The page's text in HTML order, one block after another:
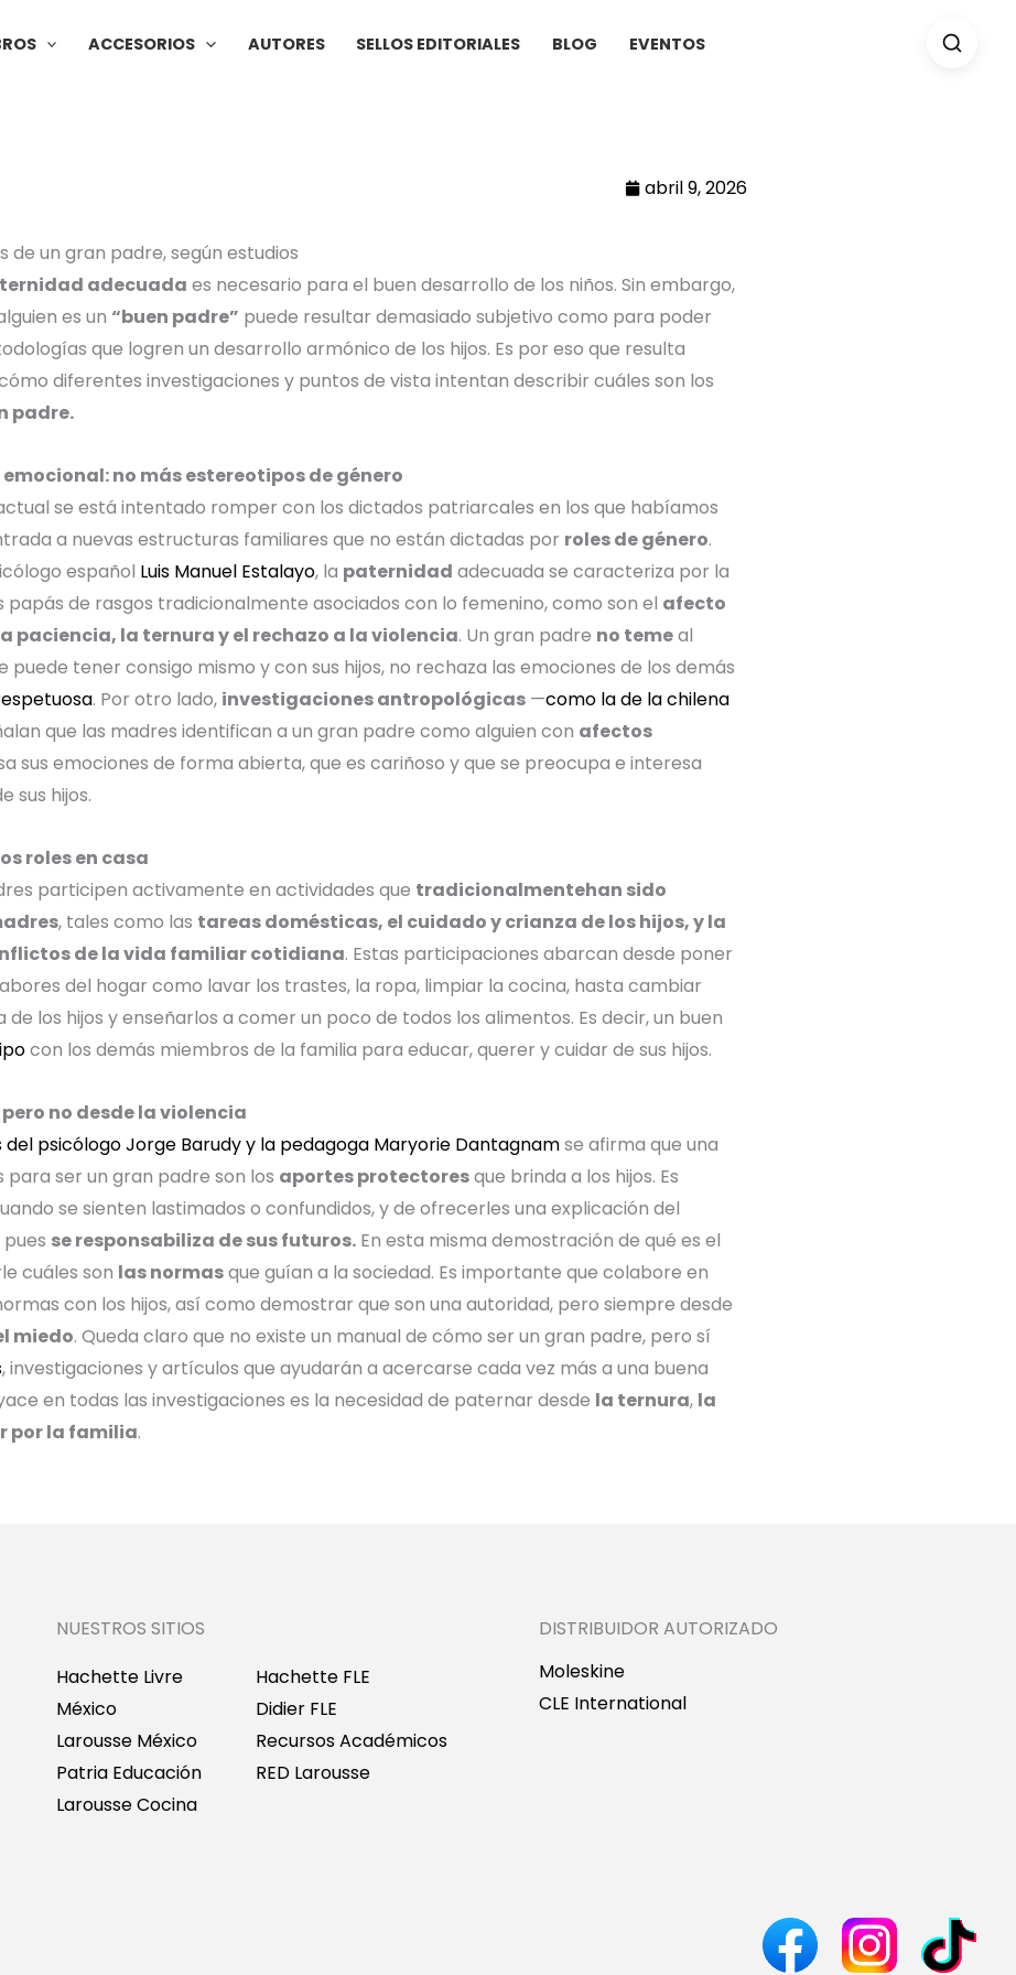
ACCESORIOS AUTORES SELLOS EDITORIALES BLOG EVENTOS
abril 9, 2026
de un gran padre, según estudios
adecuada es necesario para el buen desarrollo de los niños. Sin embargo,
es un “buen padre” puede resultar demasiado subjetivo como para poder
que logren un desarrollo armónico de los hijos. Es por eso que resulta
diferentes investigaciones y puntos de vista intentan describir cuáles son los
padre.
no más estereotipos de género
se está intentado romper con los dictados patriarcales en los que habíamos
a nuevas estructuras familiares que no están dictadas por roles de género.
español Luis Manuel Estalayo, la paternidad adecuada se caracteriza por la
papás de rasgos tradicionalmente asociados con lo femenino, como son el afecto
paciencia, la ternura y el rechazo a la violencia. Un gran padre no temeal
tener consigo mismo y con sus hijos, no rechaza las emociones de los demás
. Por otro lado, investigaciones antropológicas —como la de la chilena
que las madres identifican a un gran padre como alguien con afectos
sus emociones de forma abierta, que es cariñoso y que se preocupa e interesa
sus hijos.
roles en casa
participen activamente en actividades que tradicionalmentehan sido
, tales como las tareas domésticas, el cuidado y crianza de los hijos, y la
de la vida familiar cotidiana. Estas participaciones abarcan desde poner
del hogar como lavar los trastes, la ropa, limpiar la cocina, hasta cambiar
de los hijos y enseñarlos a comer un poco de todos los alimentos. Es decir, un buen
con los demás miembros de la familia para educar, querer y cuidar de sus hijos.
no desde la violencia
del psicólogo Jorge Barudy y la pedagoga Maryorie Dantagnamse afirma que una
ser un gran padre son los aportes protectoresque brinda a los hijos. Es
se sienten lastimados o confundidos, y de ofrecerles una explicación del
se responsabiliza de sus futuros. En esta misma demostración de qué es el
cuáles son las normasque guían a la sociedad. Es importante que colabore en
con los hijos, así como demostrar que son una autoridad, pero siempre desde
miedo. Queda claro que no existe un manual de cómo ser un gran padre, pero sí
, investigaciones y artículos que ayudarán a acercarse cada vez más a una buena
en todas las investigaciones es la necesidad de paternar desde la ternura, la
por la familia.
NUESTROS SITIOS
Hachette Livre
México
Larousse México
Patria Educación
Larousse Cocina
Hachette FLE
Didier FLE
Recursos Académicos
RED Larousse
DISTRIBUIDOR AUTORIZADO
Moleskine
CLE International